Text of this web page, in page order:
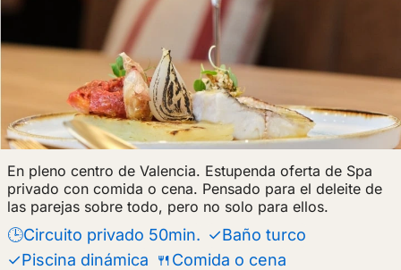
En pleno centro de Valencia. Estupenda oferta de Spa
privado con comida o cena. Pensado para el deleite de
las parejas sobre todo, pero no solo para ellos.
🕒Circuito privado 50min. ✓Baño turco
✓Piscina dinámica 🍴Comida o cena